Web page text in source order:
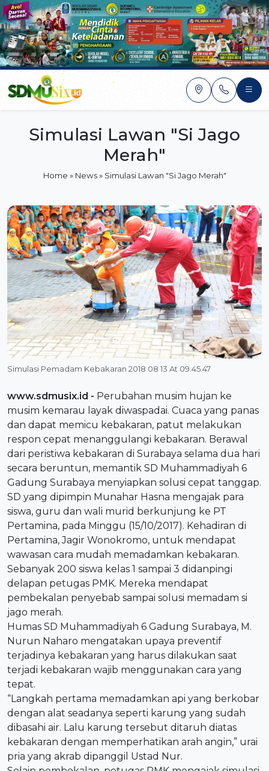
Skip
to
content
Simulasi Lawan "Si Jago
Merah"
Home » News» Simulasi Lawan "Si Jago Merah"
Simulasi Pemadam Kebakaran 2018 08 13 At 09.45.47
www.sdmusix.id - Perubahan musim hujan ke
musim kemarau layak diwaspadai. Cuaca yang panas
dan dapat memicu kebakaran, patut melakukan
respon cepat menanggulangi kebakaran. Berawal
dari peristiwa kebakaran di Surabaya selama dua hari
secara beruntun, memantik SD Muhammadiyah 6
Gadung Surabaya menyiapkan solusi cepat tanggap.
SD yang dipimpin Munahar Hasna mengajak para
siswa, guru dan wali murid berkunjung ke PT
Pertamina, pada Minggu (15/10/2017). Kehadiran di
Pertamina, Jagir Wonokromo, untuk mendapat
wawasan cara mudah memadamkan kebakaran.
Sebanyak 200 siswa kelas 1 sampai 3 didanpingi
delapan petugas PMK. Mereka mendapat
pembekalan penyebab sampai solusi memadam si
jago merah.
Humas SD Muhammadiyah 6 Gadung Surabaya, M.
Nurun Naharo mengatakan upaya preventif
terjadinya kebakaran yang harus dilakukan saat
terjadi kebakaran wajib menggunakan cara yang
tepat.
“Langkah pertama memadamkan api yang berkobar
dengan alat seadanya seperti karung yang sudah
dibasahi air. Lalu karung tersebut ditaruh diatas
kebakaran dengan memperhatikan arah angin,” urai
pria yang akrab dipanggil Ustad Nur.